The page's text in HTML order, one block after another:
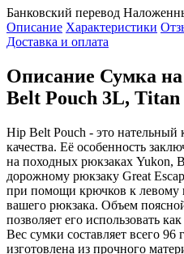
Банковский перевод
Описание Характеристики
Доставка и оплата
Описание Сумка
Belt Pouch 3L,
Hip Belt Pouch - это нательный
качества. Её особенность
на походных рюкзаках Yukon,
дорожному рюкзаку Great
при помощи крючков к левому
вашего рюкзака. Объем
позволяет его использовать
Вес сумки составляет всего
изготовлена из прочного